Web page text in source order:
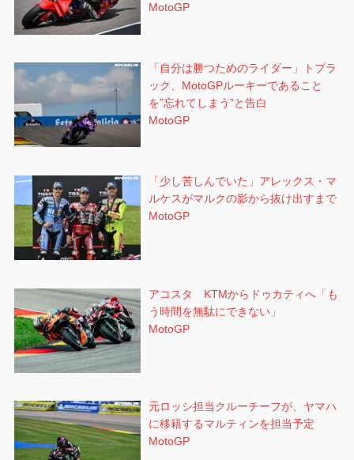
MotoGP
「自分は勝つためのライダー」トプラ
ック、MotoGPルーキーであること
を”忘れてしまう”と告白
MotoGP
「少し苦しんでいた」アレックス・マ
ルケスがマルクの影から抜け出すまで
MotoGP
アコスタ KTMからドゥカティへ「も
う時間を無駄にできない」
MotoGP
元ロッシ担当クルーチーフが、ヤマハ
に移籍するマルティンを担当予定
MotoGP